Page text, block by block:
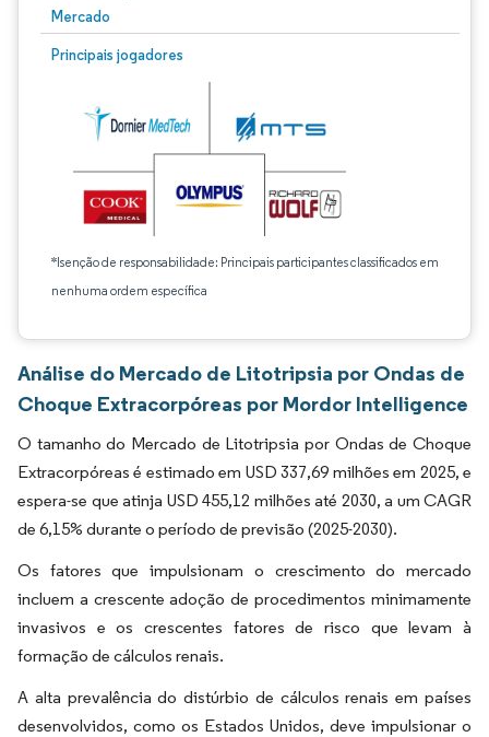
Mercado
Principais jogadores
*Isenção de responsabilidade: Principais participantes classificados em
nenhuma ordem específica
Análise do Mercado de Litotripsia por Ondas de
Choque Extracorpóreas por Mordor Intelligence
O tamanho do Mercado de Litotripsia por Ondas de Choque
Extracorpóreas é estimado em USD 337,69 milhões em 2025, e
espera-se que atinja USD 455,12 milhões até 2030, a um CAGR
de 6,15% durante o período de previsão (2025-2030).
Os fatores que impulsionam o crescimento do mercado
incluem a crescente adoção de procedimentos minimamente
invasivos e os crescentes fatores de risco que levam à
formação de cálculos renais.
A alta prevalência do distúrbio de cálculos renais em países
desenvolvidos, como os Estados Unidos, deve impulsionar o